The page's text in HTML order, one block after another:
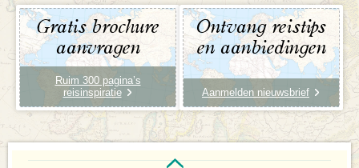
Gratis brochure
aanvragen
Ruim 300 pagina’s
reisinspiratie
Ontvang reistips
en aanbiedingen
Aanmelden nieuwsbrief